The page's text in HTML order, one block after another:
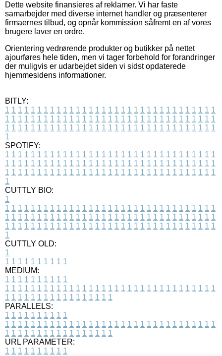
Dette website finansieres af reklamer. Vi har faste
samarbejder med diverse internet handler og præsenterer
firmaernes tilbud, og opnår kommission såfremt en af vores
brugere laver en ordre.
Orientering vedrørende produkter og butikker på nettet
ajourføres hele tiden, men vi tager forbehold for forandringer
der muligvis er udarbejdet siden vi sidst opdaterede
hjemmesidens informationer.
BITLY:
1 1 1 1 1 1 1 1 1 1 1 1 1 1 1 1 1 1 1 1 1 1 1 1 1 1 1 1 1 1 1 1 1
1 1 1 1 1 1 1 1 1 1 1 1 1 1 1 1 1 1 1 1 1 1 1 1 1 1 1 1 1 1 1 1 1
1 1 1 1 1 1 1 1 1 1 1 1 1 1 1 1 1 1 1 1 1 1 1 1 1 1 1 1 1 1 1 1 1
1
SPOTIFY:
1 1 1 1 1 1 1 1 1 1 1 1 1 1 1 1 1 1 1 1 1 1 1 1 1 1 1 1 1 1 1 1 1
1 1 1 1 1 1 1 1 1 1 1 1 1 1 1 1 1 1 1 1 1 1 1 1 1 1 1 1 1 1 1 1 1
1 1 1 1 1 1 1 1 1 1 1 1 1 1 1 1 1 1 1 1 1 1 1 1 1 1 1 1 1 1 1 1 1
1
CUTTLY BIO:
1
1 1 1 1 1 1 1 1 1 1 1 1 1 1 1 1 1 1 1 1 1 1 1 1 1 1 1 1 1 1 1 1 1
1 1 1 1 1 1 1 1 1 1 1 1 1 1 1 1 1 1 1 1 1 1 1 1 1 1 1 1 1 1 1 1 1
1 1 1 1 1 1 1 1 1 1 1 1 1 1 1 1 1 1 1 1 1 1 1 1 1 1 1 1 1 1 1 1 1
1
CUTTLY OLD:
1
1 1 1 1 1 1 1 1 1 1
MEDIUM:
1 1 1 1 1 1 1 1 1 1
1 1 1 1 1 1 1 1 1 1 1 1 1 1 1 1 1 1 1 1 1 1 1 1 1 1 1 1 1 1 1 1 1
1 1 1 1 1 1 1 1 1 1 1 1 1 1 1 1 1
PARALLELS:
1 1 1 1 1 1 1 1 1 1
1 1 1 1 1 1 1 1 1 1 1 1 1 1 1 1 1 1 1 1 1 1 1 1 1 1 1 1 1 1 1 1 1
1 1 1 1 1 1 1 1 1 1 1 1 1 1 1 1 1
URL PARAMETER:
1 1 1 1 1 1 1 1 1 1